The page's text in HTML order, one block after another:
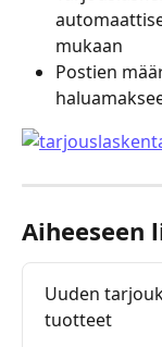
mukaan
Postien
Uuden
tuotteet